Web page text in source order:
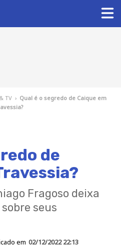
TV › Qual é o segredo de Caique em
de
Fragoso deixa
seus
em 02/12/2022 22:13